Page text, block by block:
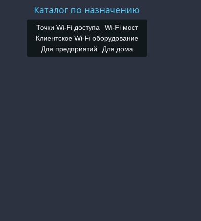
Каталог по назначению
Точки Wi-Fi доступа
Wi-Fi мост
Клиентское Wi-Fi оборудование
Для предприятий
Для дома